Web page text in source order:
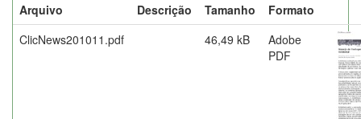
Arquivo
Descrição Tamanho
Formato
ClicNews201011.pdf
46,49 kB
Adobe
PDF